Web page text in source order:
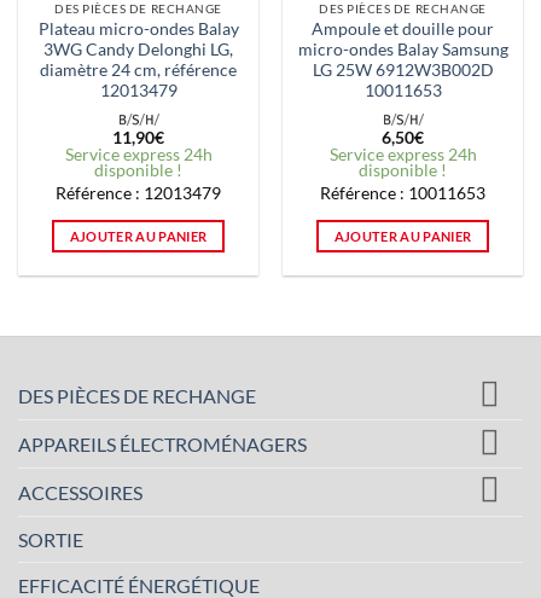
DES PIÈCES DE RECHANGE
Plateau micro-ondes Balay
3WG Candy Delonghi LG,
diamètre 24 cm, référence
12013479
11,90€
Service express 24h
disponible !
Référence : 12013479
AJOUTER AU PANIER
DES PIÈCES DE RECHANGE
Ampoule et douille pour
micro-ondes Balay Samsung
LG 25W 6912W3B002D
10011653
6,50€
Service express 24h
disponible !
Référence : 10011653
AJOUTER AU PANIER
DES PIÈCES DE RECHANGE
APPAREILS ÉLECTROMÉNAGERS
ACCESSOIRES
SORTIE
EFFICACITÉ ÉNERGÉTIQUE